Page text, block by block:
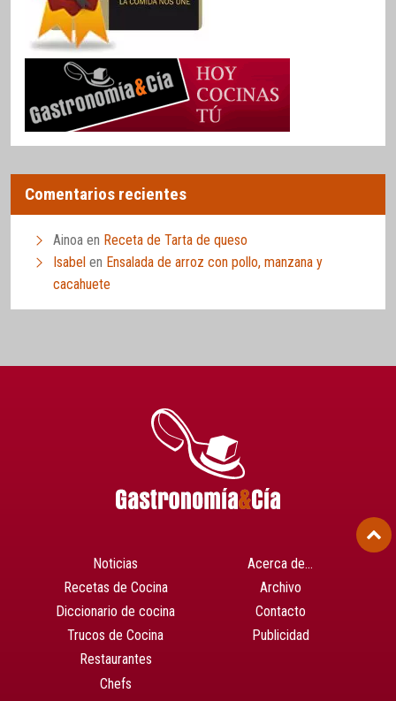
Comentarios recientes
Ainoa en Receta de Tarta de queso
Isabel en Ensalada de arroz con pollo, manzana y
cacahuete
Noticias
Recetas de Cocina
Diccionario de cocina
Trucos de Cocina
Restaurantes
Chefs
Acerca de…
Archivo
Contacto
Publicidad